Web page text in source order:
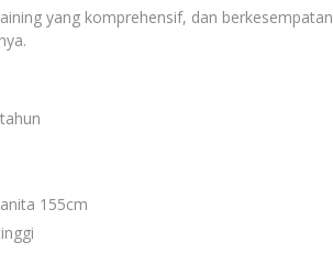
yang komprehensif, dan berkesempatan
155cm